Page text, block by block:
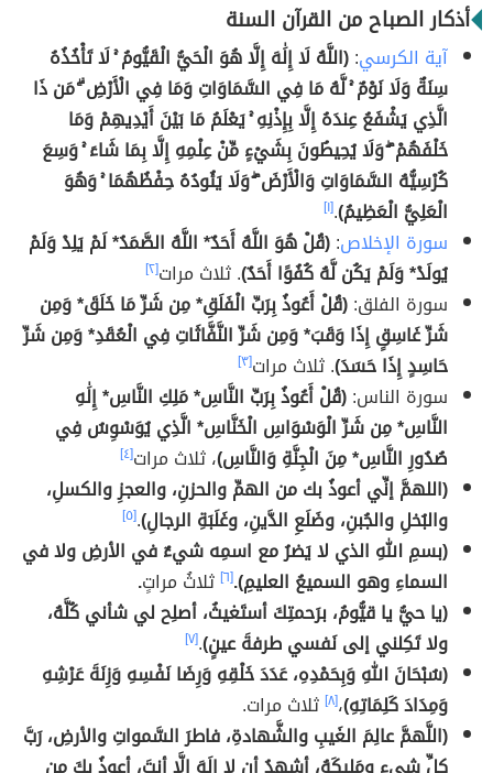
أذكار الصباح من القرآن السنة
آية الكرسي:(اللَّهُ لَا إِلَٰهَ إِلَّا هُوَ الْحَيُّ الْقَيُّومُ ۚ لَا تَأْخُذُهُ
سِنَةٌ وَلَا نَوْمٌ ۚ لَّهُ مَا فِي السَّمَاوَاتِ وَمَا فِي الْأَرْضِ ۗ مَن ذَا
الَّذِي يَشْفَعُ عِندَهُ إِلَّا بِإِذْنِهِ ۚ يَعْلَمُ مَا بَيْنَ أَيْدِيهِمْ وَمَا
خَلْفَهُمْ ۖ وَلَا يُحِيطُونَ بِشَيْءٍ مِّنْ عِلْمِهِ إِلَّا بِمَا شَاءَ ۚ وَسِعَ
كُرْسِيُّهُ السَّمَاوَاتِ وَالْأَرْضَ ۖ وَلَا يَئُودُهُ حِفْظُهُمَا ۚ وَهُوَ
الْعَلِيُّ الْعَظِيمُ).[١]
سورة الإخلاص:(قُلْ هُوَ اللَّهُ أَحَدٌ* اللَّهُ الصَّمَدُ* لَمْ يَلِدْ وَلَمْ
يُولَدْ* وَلَمْ يَكُن لَّهُ كُفُوًا أَحَدٌ). ثلاث مرات[٢]
سورة الفلق:(قُلْ أَعُوذُ بِرَبِّ الْفَلَقِ* مِن شَرِّ مَا خَلَقَ* وَمِن
شَرِّ غَاسِقٍ إِذَا وَقَبَ* وَمِن شَرِّ النَّفَّاثَاتِ فِي الْعُقَدِ* وَمِن شَرِّ
حَاسِدٍ إِذَا حَسَدَ). ثلاث مرات[٣]
سورة الناس:(قُلْ أَعُوذُ بِرَبِّ النَّاسِ* مَلِكِ النَّاسِ* إِلَٰهِ
النَّاسِ* مِن شَرِّ الْوَسْوَاسِ الْخَنَّاسِ* الَّذِي يُوَسْوِسُ فِي
صُدُورِ النَّاسِ* مِنَ الْجِنَّةِ وَالنَّاسِ)، ثلاث مرات[٤]
(اللهمَّ إنِّي أعوذُ بك من الهمِّ والحزنِ، والعجزِ والكسلِ،
والبُخلِ والجُبنِ، وضَلَعِ الدَّينِ، وغَلَبَةِ الرجالِ).[٥]
(بسمِ اللهِ الذي لا يَضرُ مع اسمِه شيءٌ في الأرضِ ولا في
السماءِ وهو السميعُ العليمِ).[٦] ثلاثُ مراتٍ.
(يا حيُّ يا قيُّومُ، برَحمتِكَ أستَغيثُ، أصلِح لي شأني كُلَّهُ،
ولا تَكِلني إلى نَفسي طرفةَ عينٍ).[٧]
(سُبْحَانَ اللهِ وَبِحَمْدِهِ، عَدَدَ خَلْقِهِ وَرِضَا نَفْسِهِ وَزِنَةَ عَرْشِهِ
وَمِدَادَ كَلِمَاتِهِ)،[٨] ثلاث مرات.
(اللَّهمَّ عالِمَ الغَيبِ والشَّهادةِ، فاطرَ السَّمواتِ والأرضِ، رَبَّ